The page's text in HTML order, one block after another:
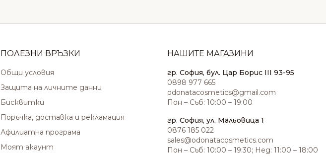
ПОЛЕЗНИ ВРЪЗКИ
Общи условия
Защита на личните данни
Бисквитки
Поръчка, доставка и рекламация
Афилиатна програма
Моят акаунт
НАШИТЕ МАГАЗИНИ
гр. София, бул. Цар Борис III 93-95
0898 977 665
odonatacosmetics@gmail.com
Пон – Съб: 10:00 – 19:00
гр. София, ул. Мальовица 1
0876 185 022
sales@odonatacosmetics.com
Пон – Съб: 10:00 – 19:30; Нед: 11:00 – 18:00